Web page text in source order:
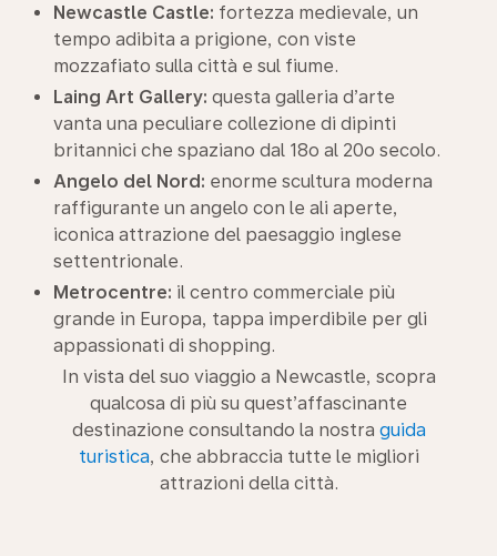
Newcastle Castle: fortezza medievale, un
tempo adibita a prigione, con viste
mozzafiato sulla città e sul fiume.
Laing Art Gallery: questa galleria d’arte
vanta una peculiare collezione di dipinti
britannici che spaziano dal 18o al 20o secolo.
Angelo del Nord: enorme scultura moderna
raffigurante un angelo con le ali aperte,
iconica attrazione del paesaggio inglese
settentrionale.
Metrocentre: il centro commerciale più
grande in Europa, tappa imperdibile per gli
appassionati di shopping.
In vista del suo viaggio a Newcastle, scopra
qualcosa di più su quest’affascinante
destinazione consultando la nostra guida
turistica, che abbraccia tutte le migliori
attrazioni della città.